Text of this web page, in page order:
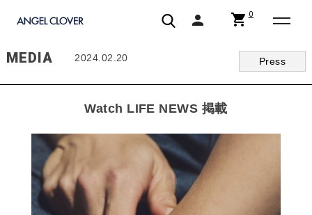
エンジェルクローバー | ANGEL CLOVER
person shopping_cart 0
MEDIA 2024.02.20 Press
Watch LIFE NEWS 掲載